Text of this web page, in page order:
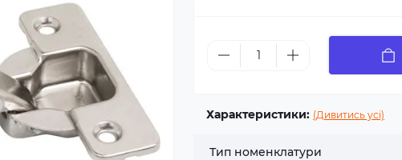
Характеристики: (Дивитись усі)
Тип номенклатури